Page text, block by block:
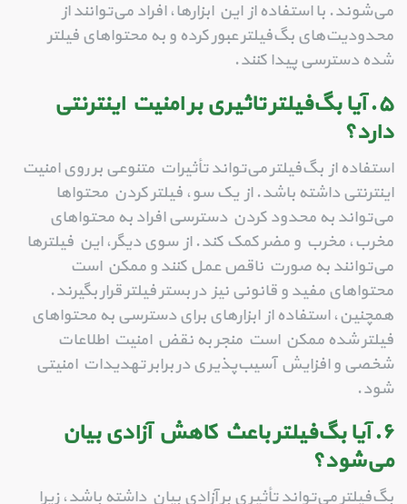
می‌شوند. با استفاده از این ابزارها، افراد می‌توانند از
محدودیت‌های بگ‌فیلتر عبور کرده و به محتواهای فیلتر
شده دسترسی پیدا کنند.
۵. آیا بگ‌فیلتر تاثیری بر امنیت اینترنتی
دارد؟
استفاده از بگ‌فیلتر می‌تواند تأثیرات متنوعی بر روی امنیت
اینترنتی داشته باشد. از یک سو، فیلتر کردن محتواها
می‌تواند به محدود کردن دسترسی افراد به محتواهای
مخرب، مخرب و مضر کمک کند. از سوی دیگر، این فیلترها
می‌توانند به صورت ناقص عمل کنند و ممکن است
محتواهای مفید و قانونی نیز در بستر فیلتر قرار بگیرند.
همچنین، استفاده از ابزارهای برای دسترسی به محتواهای
فیلتر شده ممکن است منجر به نقض امنیت اطلاعات
شخصی و افزایش آسیب‌پذیری در برابر تهدیدات امنیتی
شود.
۶. آیا بگ‌فیلتر باعث کاهش آزادی بیان
می‌شود؟
بگ‌فیلتر می‌تواند تأثیری بر آزادی بیان داشته باشد، زیرا